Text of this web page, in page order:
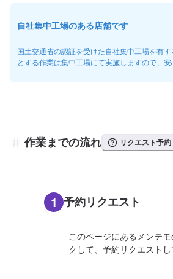
自社集中工場のある店舗です
国土交通省の認証を受けた自社集中工場を有
とする作業は集中工場にて実施しますので、安
作業までの流れ リクエスト予約
1 予約リクエスト
このページにあるメンテ
クして、予約リクエスト